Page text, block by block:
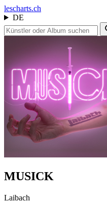
lescharts.ch
DE
MUSICK
Laibach